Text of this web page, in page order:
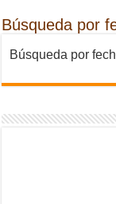
Búsqueda por
Búsqueda por